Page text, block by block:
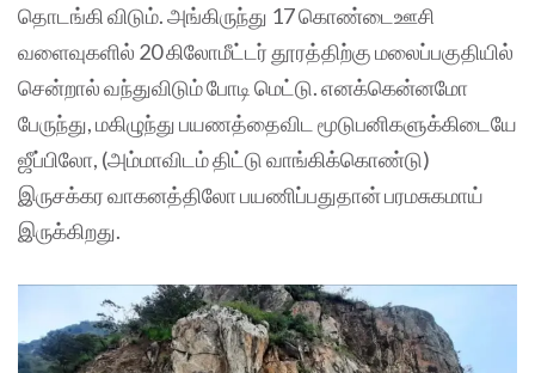
தொடங்கி விடும். அங்கிருந்து 17 கொண்டைஊசி
வளைவுகளில் 20 கிலோமீட்டர் தூரத்திற்கு மலைப்பகுதியில்
சென்றால் வந்துவிடும் போடி மெட்டு. எனக்கென்னமோ
பேருந்து, மகிழுந்து பயணத்தைவிட மூடுபனிகளுக்கிடையே
ஜீப்பிலோ, (அம்மாவிடம் திட்டு வாங்கிக்கொண்டு)
இருசக்கர வாகனத்திலோ பயணிப்பதுதான் பரமசுகமாய்
இருக்கிறது.